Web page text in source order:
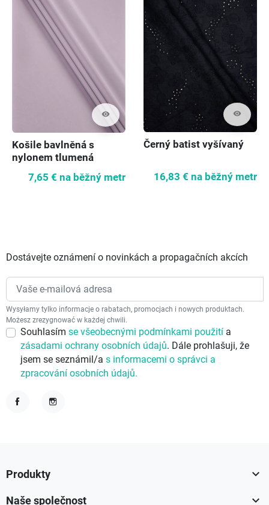
visibility
Košile bavlněná s
nylonem tlumená
7,65 € na běžný metr
visibility
Černý batist vyšívaný
16,83 € na běžný metr
Dostávejte oznámení o novinkách a propagačních akcích
Wysyłamy tylko informacje o rabatach, promocjach i nowych produktach.
Możesz zrezygnować w każdej chwili.
Souhlasím se všeobecnými podmínkami použití a
zásadami ochrany osobních údajů. Dále prohlašuji, že
jsem se seznámil/a s informacemi o správci a
zpracování osobních údajů.
Produkty 
Naše společnost 